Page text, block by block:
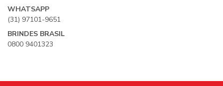
WHATSAPP
(31) 97101-9651
BRINDES BRASIL
0800 9401323